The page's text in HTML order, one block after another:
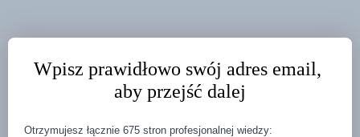
Wpisz prawidłowo swój adres email,
aby przejść dalej
Otrzymujesz łącznie 675 stron profesjonalnej wiedzy: